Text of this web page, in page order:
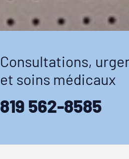
Consultations,
et soins médicaux
819 562-8585